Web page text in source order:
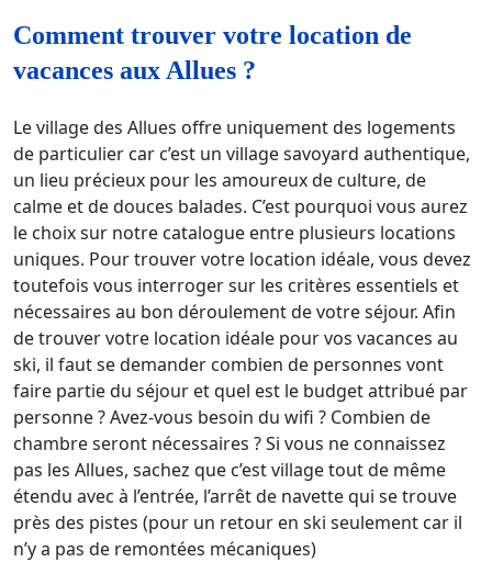
Comment trouver votre location de
vacances aux Allues ?
Le village des Allues offre uniquement des logements
de particulier car c’est un village savoyard authentique,
un lieu précieux pour les amoureux de culture, de
calme et de douces balades. C’est pourquoi vous aurez
le choix sur notre catalogue entre plusieurs locations
uniques. Pour trouver votre location idéale, vous devez
toutefois vous interroger sur les critères essentiels et
nécessaires au bon déroulement de votre séjour. Afin
de trouver votre location idéale pour vos vacances au
ski, il faut se demander combien de personnes vont
faire partie du séjour et quel est le budget attribué par
personne ? Avez-vous besoin du wifi ? Combien de
chambre seront nécessaires ? Si vous ne connaissez
pas les Allues, sachez que c’est village tout de même
étendu avec à l’entrée, l’arrêt de navette qui se trouve
près des pistes (pour un retour en ski seulement car il
n’y a pas de remontées mécaniques)